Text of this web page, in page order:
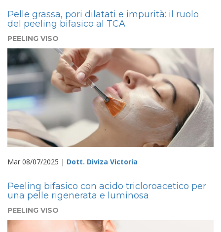
Pelle grassa, pori dilatati e impurità: il ruolo
del peeling bifasico al TCA
PEELING VISO
Mar 08/07/2025 | Dott. Diviza Victoria
Peeling bifasico con acido tricloroacetico per
una pelle rigenerata e luminosa
PEELING VISO